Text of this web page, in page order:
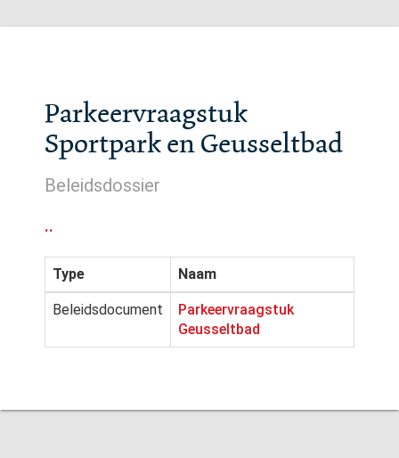
Parkeervraagstuk
Sportpark en Geusseltbad
Beleidsdossier
..
Type Naam
Beleidsdocument
Parkeervraagstuk
Geusseltbad